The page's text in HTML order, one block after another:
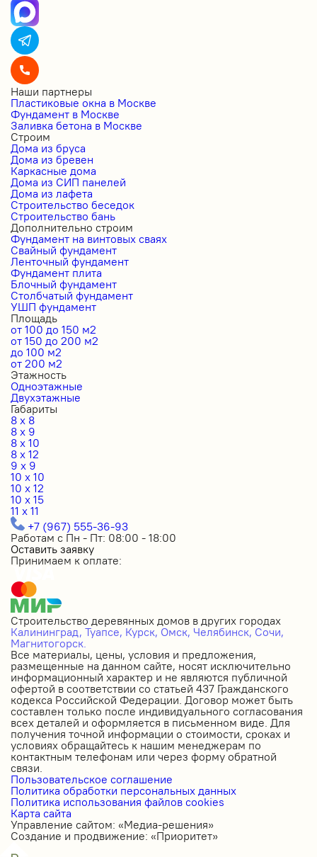
Наши партнеры
Пластиковые окна в Москве
Фундамент в Москве
Заливка бетона в Москве
Строим
Дома из бруса
Дома из бревен
Каркасные дома
Дома из СИП панелей
Дома из лафета
Строительство беседок
Строительство бань
Дополнительно строим
Фундамент на винтовых сваях
Свайный фундамент
Ленточный фундамент
Фундамент плита
Блочный фундамент
Столбчатый фундамент
УШП фундамент
Площадь
от 100 до 150 м2
от 150 до 200 м2
до 100 м2
от 200 м2
Этажность
Одноэтажные
Двухэтажные
Габариты
8 x 8
8 x 9
8 x 10
8 x 12
9 x 9
10 x 10
10 x 12
10 x 15
11 x 11
+7 (967) 555-36-93
Работам с Пн - Пт: 08:00 - 18:00
Оставить заявку
Принимаем к оплате:
Строительство деревянных домов в других городах
Калининград, Туапсе, Курск, Омск, Челябинск, Сочи,
Магнитогорск.
Все материалы, цены, условия и предложения,
размещенные на данном сайте, носят исключительно
информационный характер и не являются публичной
офертой в соответствии со статьей 437 Гражданского
кодекса Российской Федерации. Договор может быть
составлен только после индивидуального согласования
всех деталей и оформляется в письменном виде. Для
получения точной информации о стоимости, сроках и
условиях обращайтесь к нашим менеджерам по
контактным телефонам или через форму обратной
связи.
Пользовательское соглашение
Политика обработки персональных данных
Политика использования файлов cookies
Карта сайта
Управление сайтом: «Медиа-решения»
Создание и продвижение: «Приоритет»